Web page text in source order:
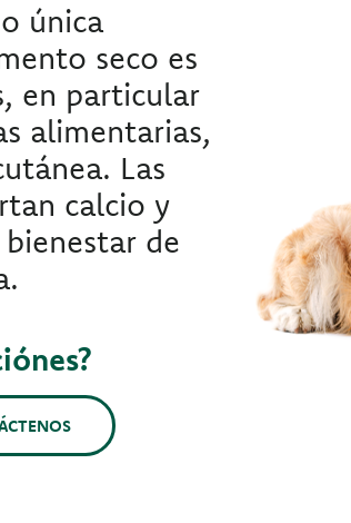
única
seco es
en particular
alimentarias,
Las
calcio y
de